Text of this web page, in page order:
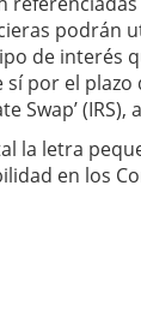
podrán
de interés
por el
Swap’
la letra
en los